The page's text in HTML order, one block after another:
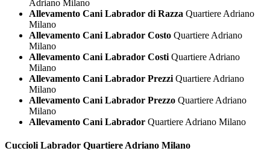
Adriano Milano
Allevamento Cani Labrador di Razza Quartiere Adriano
Milano
Allevamento Cani Labrador Costo Quartiere Adriano
Milano
Allevamento Cani Labrador Costi Quartiere Adriano
Milano
Allevamento Cani Labrador Prezzi Quartiere Adriano
Milano
Allevamento Cani Labrador Prezzo Quartiere Adriano
Milano
Allevamento Cani Labrador Quartiere Adriano Milano
Cuccioli Labrador Quartiere Adriano Milano